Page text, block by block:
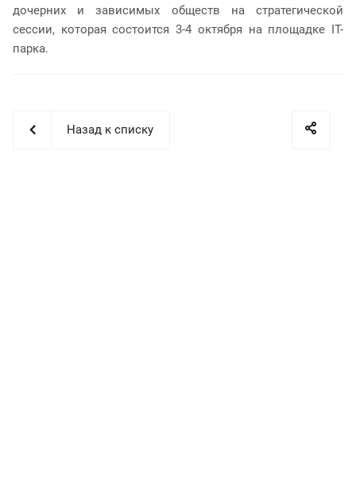
дочерних и зависимых обществ на стратегической
сессии, которая состоится 3-4 октября на площадке IT-
парка.
Назад к списку